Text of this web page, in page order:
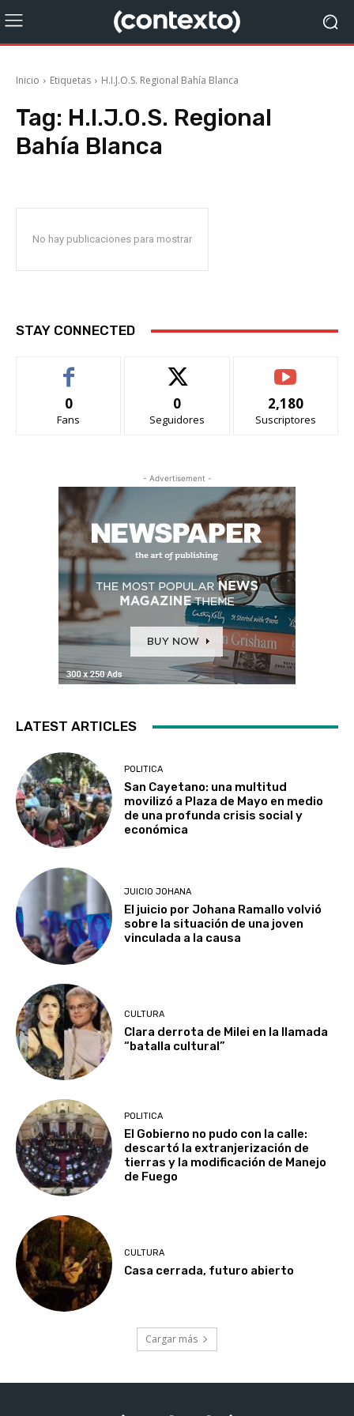
Inicio Etiquetas H.I.J.O.S. Regional Bahía Blanca
Tag: H.I.J.O.S. Regional
Bahía Blanca
No hay publicaciones para mostrar
STAY CONNECTED
0
Fans
0
Seguidores
2,180
Suscriptores
- Advertisement -
LATEST ARTICLES
POLITICA
San Cayetano: una multitud
movilizó a Plaza de Mayo en medio
de una profunda crisis social y
económica
JUICIO JOHANA
El juicio por Johana Ramallo volvió
sobre la situación de una joven
vinculada a la causa
CULTURA
Clara derrota de Milei en la llamada
“batalla cultural”
POLITICA
El Gobierno no pudo con la calle:
descartó la extranjerización de
tierras y la modificación de Manejo
de Fuego
CULTURA
Casa cerrada, futuro abierto
Cargar más